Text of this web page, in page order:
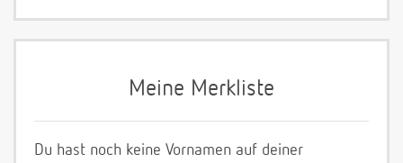
Meine Merkliste
Du hast noch keine Vornamen auf deiner